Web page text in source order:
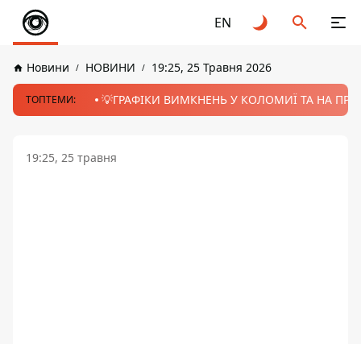
EN
Новини НОВИНИ 19:25, 25 Травня 2026
ТОПТЕМИ: 💡ГРАФІКИ ВИМКНЕНЬ У КОЛОМИЇ ТА НА
19:25, 25 травня